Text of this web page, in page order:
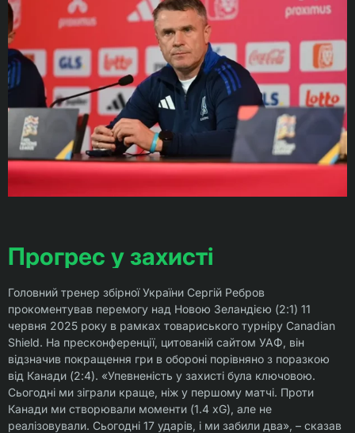
Прогрес у захисті
Головний тренер збірної України Сергій Ребров
прокоментував перемогу над Новою Зеландією (2:1) 11
червня 2025 року в рамках товариського турніру Canadian
Shield. На пресконференції, цитованій сайтом УАФ, він
відзначив покращення гри в обороні порівняно з поразкою
від Канади (2:4). «Упевненість у захисті була ключовою.
Сьогодні ми зіграли краще, ніж у першому матчі. Проти
Канади ми створювали моменти (1.4 xG), але не
реалізовували. Сьогодні 17 ударів, і ми забили два», – сказав